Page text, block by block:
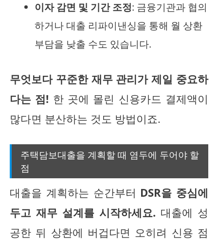
이자 감면 및 기간 조정: 금융기관과 협의
하거나 대출 리파이낸싱을 통해 월 상환
부담을 낮출 수도 있습니다.
무엇보다 꾸준한 재무 관리가 제일 중요하
다는 점! 한 곳에 몰린 신용카드 결제액이
많다면 분산하는 것도 방법이죠.
주택담보대출을 계획할 때 염두에 두어야 할
점
대출을 계획하는 순간부터 DSR을 중심에
두고 재무 설계를 시작하세요. 대출에 성
공한 뒤 상환에 버겁다면 오히려 신용 점